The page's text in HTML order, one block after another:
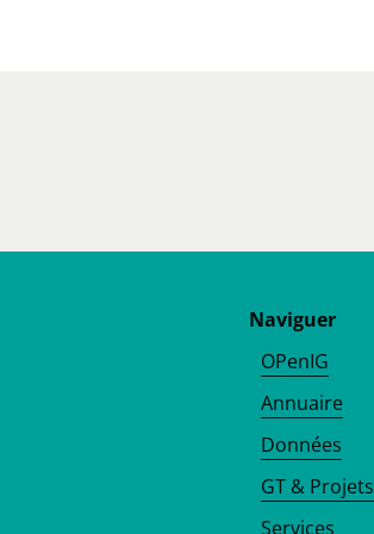
Naviguer
OPenIG
Annuaire
Données
GT & Projets
Services